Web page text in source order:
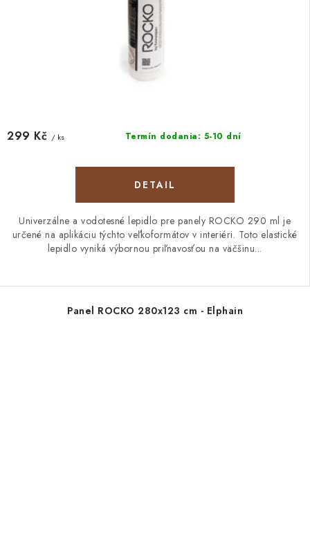
Termín dodania: 5-10 dní
299 Kč / ks
DETAIL
Univerzálne a vodotesné lepidlo pre panely ROCKO 290 ml je
určené na aplikáciu týchto veľkoformátov v interiéri. Toto elastické
lepidlo vyniká výbornou priľnavosťou na väčšinu...
Panel ROCKO 280x123 cm - Elphain